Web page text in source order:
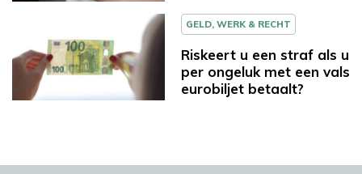
GELD, WERK & RECHT
Riskeert u een straf als u
per ongeluk met een vals
eurobiljet betaalt?